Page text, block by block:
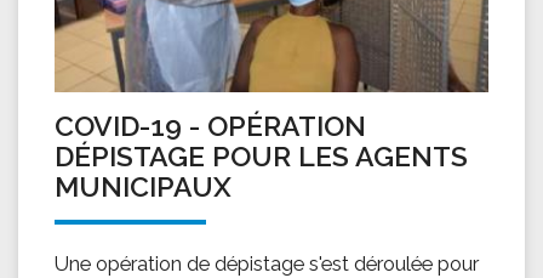
COVID-19 - OPÉRATION
DÉPISTAGE POUR LES AGENTS
MUNICIPAUX
Une opération de dépistage s'est déroulée pour